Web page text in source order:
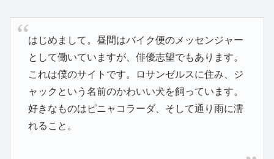
はじめまして。昼間はバイク便のメッセンジャー
として働いていますが、俳優志望でもあります。
これは僕のサイトです。ロサンゼルスに住み、ジ
ャックという名前のかわいい犬を飼っています。
好きなものはピニャコラーダ、そして通り雨に濡
れること。